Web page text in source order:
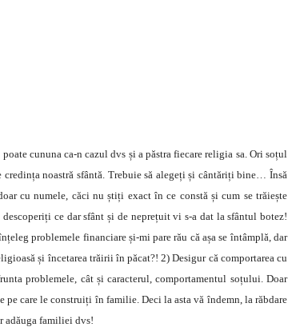
cununa ca-n cazul dvs și a păstra fiecare religia sa. Ori soțul
noastră sfântă. Trebuie să alegeți și cântăriți bine… Însă
cu numele, căci nu știți exact în ce constă și cum se trăiește
ce dar sfânt și de neprețuit vi s-a dat la sfântul botez!
problemele financiare și-mi pare rău că așa se întâmplă, dar
și încetarea trăirii în păcat?! 2) Desigur că comportarea cu
problemele, cât și caracterul, comportamentul soțului. Doar
pe care le construiți în familie. Deci la asta vă îndemn, la răbdare
adăuga familiei dvs!